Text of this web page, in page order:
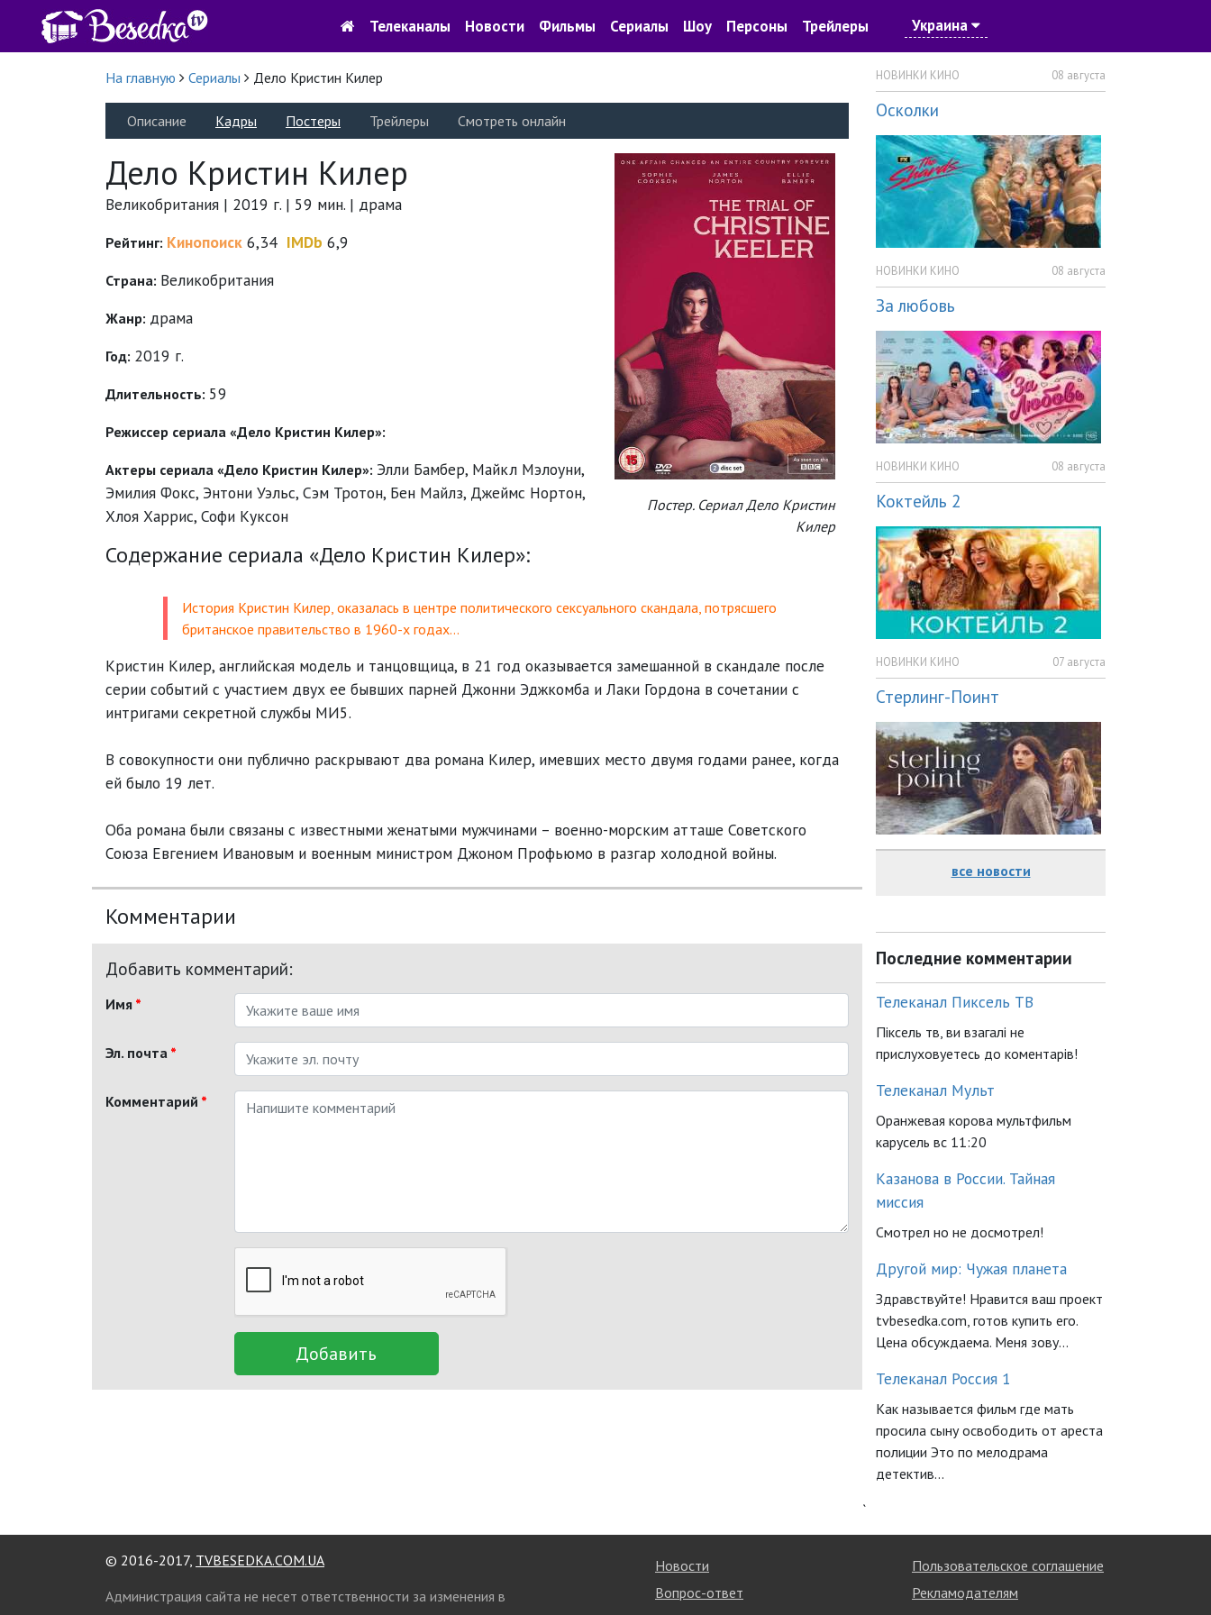
Телеканалы Новости Фильмы Сериалы Шоу Персоны Трейлеры Украина
На главную Сериалы Дело Кристин Килер
Описание Кадры Постеры Трейлеры Смотреть онлайн
Постер. Сериал Дело Кристин
Килер
Дело Кристин Килер
Великобритания | 2019 г. | 59 мин. | драма
Рейтинг: Кинопоиск 6,34 IMDb 6,9
Страна: Великобритания
Жанр: драма
Год: 2019 г.
Длительность: 59
Режиссер сериала «Дело Кристин Килер»:
Актеры сериала «Дело Кристин Килер»: Элли Бамбер, Майкл Мэлоуни,
Эмилия Фокс, Энтони Уэльс, Сэм Тротон, Бен Майлз, Джеймс Нортон,
Хлоя Харрис, Софи Куксон
Содержание сериала «Дело Кристин Килер»:
История Кристин Килер, оказалась в центре политического сексуального скандала, потрясшего
британское правительство в 1960-х годах…
Кристин Килер, английская модель и танцовщица, в 21 год оказывается замешанной в скандале после
серии событий с участием двух ее бывших парней Джонни Эджкомба и Лаки Гордона в сочетании с
интригами секретной службы МИ5.
В совокупности они публично раскрывают два романа Килер, имевших место двумя годами ранее, когда
ей было 19 лет.
Оба романа были связаны с известными женатыми мужчинами – военно-морским атташе Советского
Союза Евгением Ивановым и военным министром Джоном Профьюмо в разгар холодной войны.
Комментарии
Добавить комментарий:
Имя *
Эл. почта *
Комментарий *
Добавить
НОВИНКИ КИНО 08 августа
Осколки
НОВИНКИ КИНО 08 августа
За любовь
НОВИНКИ КИНО 08 августа
Коктейль 2
НОВИНКИ КИНО 07 августа
Стерлинг-Поинт
все новости
Последние комментарии
Телеканал Пиксель ТВ
Піксель тв, ви взагалі не
прислуховуетесь до коментарів!
Телеканал Мульт
Оранжевая корова мультфильм
карусель вс 11:20
Казанова в России. Тайная
миссия
Смотрел но не досмотрел!
Другой мир: Чужая планета
Здравствуйте! Нравится ваш проект
tvbesedka.com, готов купить его.
Цена обсуждаема. Меня зову...
Телеканал Россия 1
Как называется фильм где мать
просила сыну освободить от ареста
полиции Это по мелодрама
детектив...
`
© 2016-2017, TVBESEDKA.COM.UA
Администрация сайта не несет ответственности за изменения в
Новости
Вопрос-ответ
Пользовательское соглашение
Рекламодателям